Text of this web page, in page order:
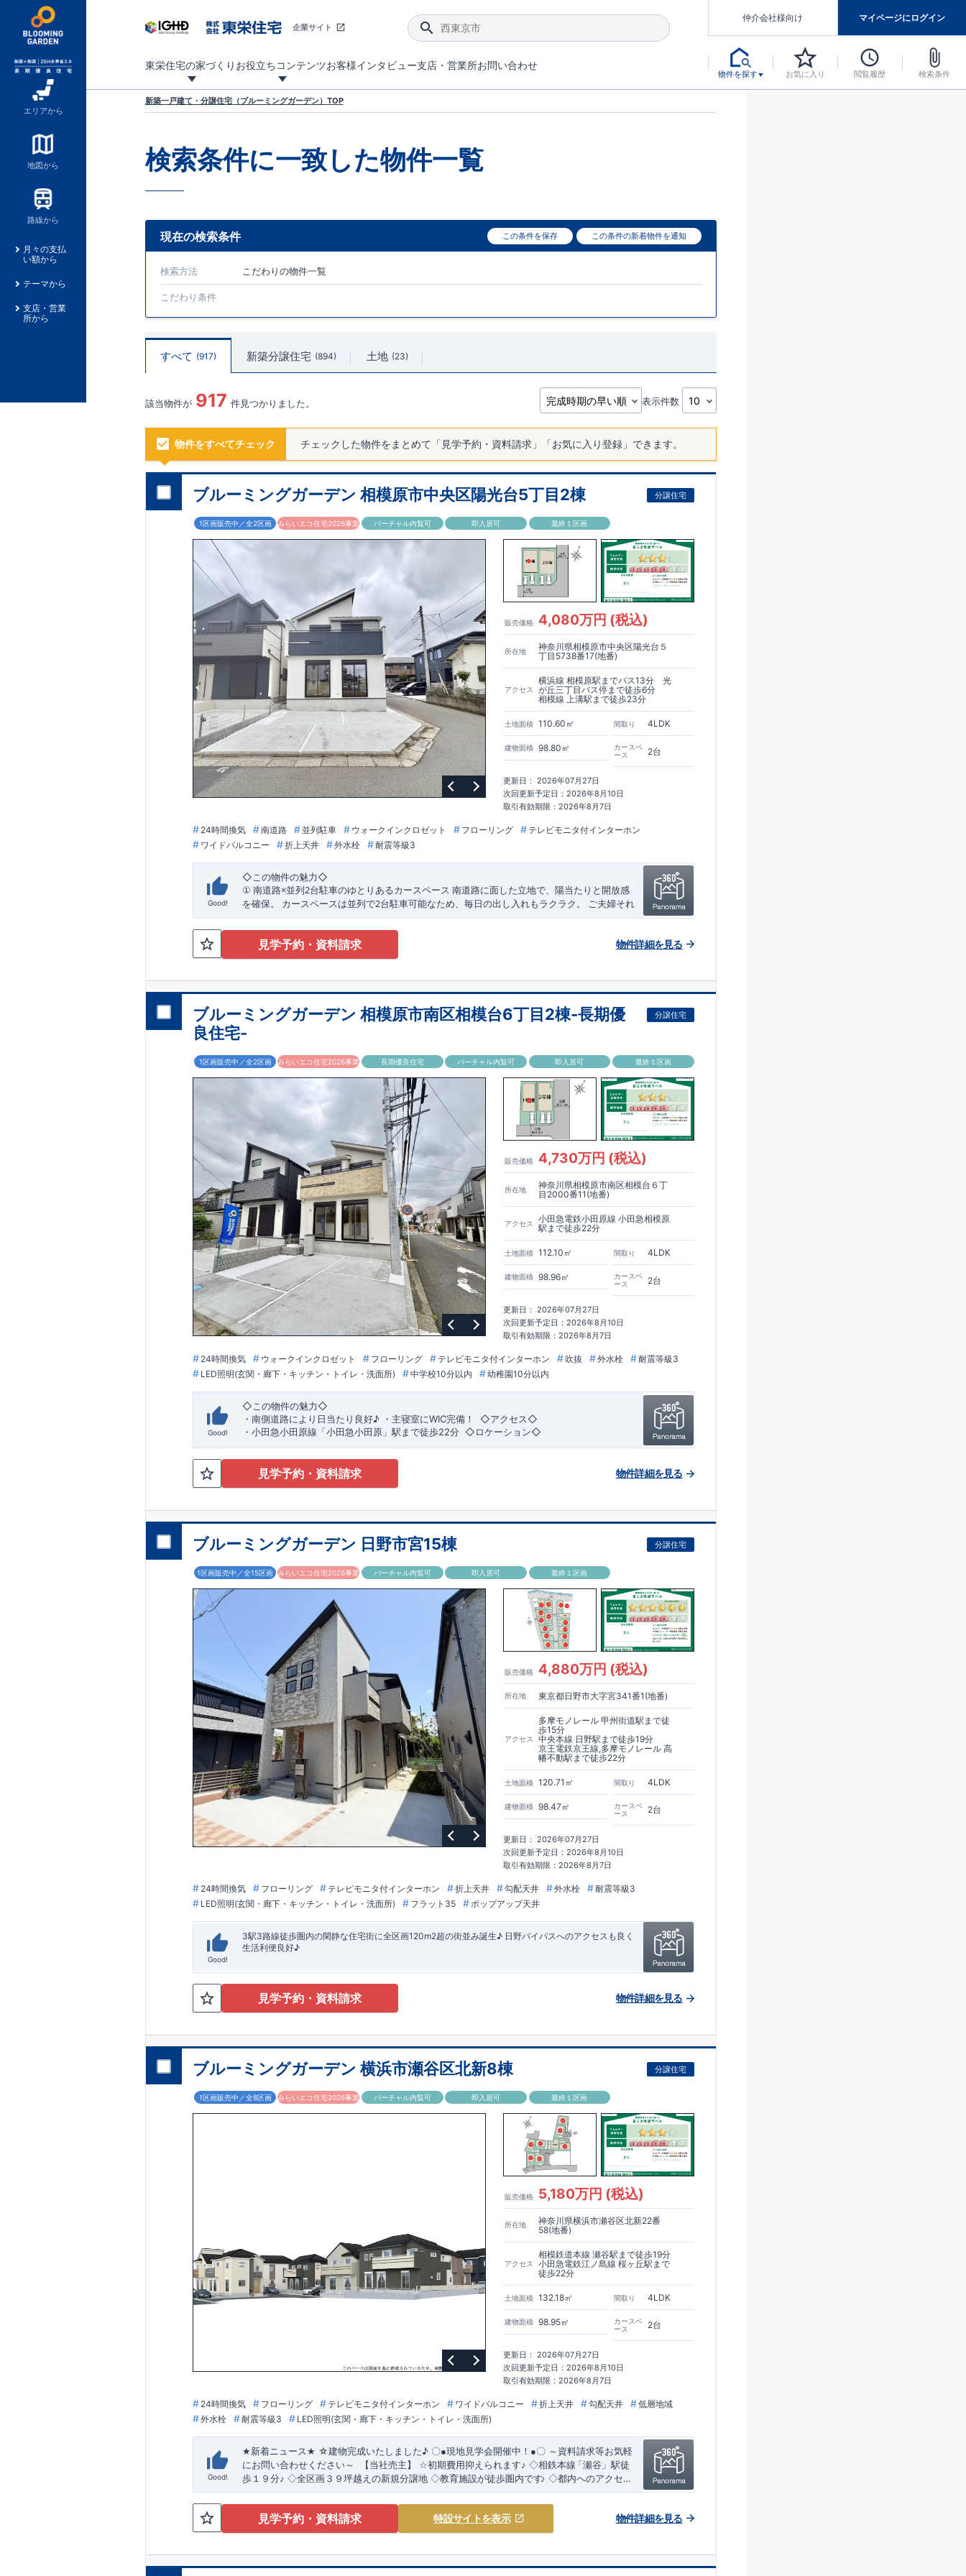
エリアから
地図から
路線から
月々の支払
い額から
テーマから
支店・営業
所から
企業サイト
東栄住宅の家づくり お役立ちコンテンツお客様インタビュー支店・営業所お問い合わせ
仲介会社様向け マイページにログイン
物件を探す お気に入り 閲覧履歴 検索条件
新築一戸建て・分譲住宅（ブルーミングガーデン）TOP
検索条件に一致した物件一覧
現在の検索条件 この条件を保存 この条件の新着物件を通知
検索方法 こだわりの物件一覧
こだわり条件
すべて 917 新築分譲住宅 894 土地 23
該当物件が 917 件見つかりました。 表示件数
物件をすべてチェック チェックした物件をまとめて「見学予約・資料請求」「お気に入り登録」できます。
ブルーミングガーデン 相模原市中央区陽光台5丁目2棟 分譲住宅
1区画販売中／全2区画 みらいエコ住宅2026事業 バーチャル内覧可 即入居可 最終１区画
販売価格 4,080万円 (税込)
所在地
神奈川県相模原市中央区陽光台５
丁目5738番17(地番)
アクセス
横浜線 相模原駅までバス13分 光
が丘三丁目バス停まで徒歩6分
相模線 上溝駅まで徒歩23分
土地面積 110.60㎡
建物面積 98.80㎡
間取り 4LDK
カースペ
ース
2台
更新日： 2026年07月27日
次回更新予定日：2026年8月10日
取引有効期限：2026年8月7日
24時間換気 南道路 並列駐車 ウォークインクロゼット フローリング
テレビモニタ付インターホン
ワイドバルコニー
折上天井 外水栓 耐震等級3
Good!
◇ この物件の魅力◇
① 南道路×並列 2台駐車のゆとりあるカースペース 南道路に面した立地で、陽当たりと開放感
を確保。
カースペースは並列で2台駐車可能なため、毎日の出し入れもラクラク。
ご夫婦それ
ぞれの車利用はもちろん、来客時にも対応できるゆとりのある住まいです。
② 2階洋室にWIC完備の充実収納プラン
類や季節用品、趣味の道具までしっかり収納でき、居室空間を広く美しく保てます。
家族そ
れぞれの「しまう場所」が確保された、整理整頓しやすい間取りです。
ど、日常使いを考えた収納計画。生活動線上に収納を配置することで、家事効率もアップ。
物が増えてもすっきりと暮らせる、収納豊富な住まいです。
◇アクセス◇ ​JR横浜線 「相模原」駅 バス13分​バス停「光が丘三丁目」まで徒歩6分
JR相模線 「上溝」駅まで徒歩23分 ◇ロケーション◇
・相模原市立陽光台小学校 徒歩
徒歩5分
・グルメシティ光が丘店 徒歩10分
ブルーミングガーデンのこだわり ◇ 【全棟自社一貫体制】
・誰が、何をしたか。が明確だ
からこそ、お客様の安心に繋がります。 ・設計、施工、営業が互いに協力しあい、最良のプ
ランを提供いたします。
・不要な中間マージンを抑えることで、コストダウンに努めていま
・東栄住宅の建物は、国が定めた耐震等級で3を取得。建築基準法で
定められた、｢数百年に一度発生する地震に対して、倒壊、崩壊しない。｣という基準から、さ
らに1.5倍の耐震力を達成しています。 【住宅性能評価ダブル取得】
・設計住宅性能評価：建
物設計段階で、国が認めた第三者機関が評価しています。
・建設住宅性能評価：評価を受け
た図面通りに施工されているか、建設までに、計
回のチェックが行われます。
だけでなく、現場の施工状況を検査した上で、品質を保証しています。 【長期優良住宅】 ・
東栄住宅は国が定める全7つの技術基準をクリアしています。長期優良住宅とは、｢良い家を作
って、きちんと手入れをして、長く大切に使う｣ことを目的とした認定制度。住宅ローン減
税、固定資産税などの税制優遇を受けられるだけでなく、中古市場でも、長期優良住宅が有利
に働きます。 【充実のアフターサポート】
10回の無料定期点検と、
年間の品質保証を実施。お引渡
しからが本当のお付き合いだと考え、アフターサービスを外部の業者に委託せず、東栄住宅グ
ループ「東栄ホームサービス株式会社」にて責任をもって対応いたします。
見学予約・資料請求 物件詳細を見る
ブルーミングガーデン 相模原市南区相模台6丁目2棟-長期優
良住宅-
分譲住宅
1区画販売中／全2区画 みらいエコ住宅2026事業 長期優良住宅 バーチャル内覧可 即入居可 最終１区画
販売価格 4,730万円 (税込)
所在地
神奈川県相模原市南区相模台６丁
目2000番11(地番)
アクセス
小田急電鉄小田原線 小田急相模原
駅まで徒歩22分
土地面積 112.10㎡
建物面積 98.96㎡
間取り 4LDK
カースペ
ース
2台
更新日： 2026年07月27日
次回更新予定日：2026年8月10日
取引有効期限：2026年8月7日
24時間換気 ウォークインクロゼット フローリング テレビモニタ付インターホン 吹抜 外水栓
耐震等級3
LED照明(玄関・廊下・キッチン・トイレ・洗面所)
中学校10分以内 幼稚園10分以内
Good!
◇この物件の魅力◇
・ 南側道路により日当たり良好♪​​ ・ 主寝室にWIC完備！
◇アクセス◇
・小田急小田原線 「小田急小田原」駅まで徒歩22分 ◇ロケーション◇
sanwa相模台店 徒歩9分 ​・セブンイレブン相模原相模台店 徒歩4分
◇ブルーミングガーデンのこだわり◇
【全棟自社一貫体制】
・設計、施工、営業が互いに協力しあい、最良のプランを提供いたします。
・不要な中間マージンを抑えることで、コストダウンに努めています。
【耐震等級3取得】
年に一度発生する地震に対して、倒壊、崩壊しない。｣という基準から、さらに1.5倍の耐震力
を達成しています。
【住宅性能評価ダブル取得】
・設計住宅性能評価：建物設計段階で、国が認めた第三者機関が評価しています。
・建設住宅性能評価：評価を受けた図面通りに施工されているか、建設までに、計4回のチェ
ックが行われます。
図面や書類上だけでなく、現場の施工状況を検査した上で、品質を保証しています。
【長期優良住宅】
・長期優良住宅とは、｢良い家を作って、きちんと手入れをして、長く大切に使う｣ことを目的
とした認定制度。住宅ローン減税、固定資産税などの税制優遇を受けられるだけでなく、中古
市場でも、長期優良住宅が有利に働きます。
【充実のアフターサポート】
・東栄住宅では、お引渡し後最大10回の無料定期点検と、60年間の品質保証を実施。お引渡
しからが本当のお付き合いだと考え、アフターサービスを外部の業者に委託せず、東栄住宅グ
ループ「東栄ホームサービス株式会社」にて責任をもって対応いたします。
見学予約・資料請求 物件詳細を見る
ブルーミングガーデン 日野市宮15棟 分譲住宅
1区画販売中／全15区画 みらいエコ住宅2026事業 バーチャル内覧可 即入居可 最終１区画
販売価格 4,880万円 (税込)
所在地 東京都日野市大字宮341番1(地番)
アクセス
多摩モノレール 甲州街道駅まで徒
歩15分
中央本線 日野駅まで徒歩19分
京王電鉄京王線,多摩モノレール 高
幡不動駅まで徒歩22分
土地面積 120.71㎡
建物面積 98.47㎡
間取り 4LDK
カースペ
ース
2台
更新日： 2026年07月27日
次回更新予定日：2026年8月10日
取引有効期限：2026年8月7日
24時間換気 フローリング テレビモニタ付インターホン 折上天井 勾配天井 外水栓
耐震等級3
LED照明(玄関・廊下・キッチン・トイレ・洗面所)
フラット35 ポップアップ天井
Good!
3駅3路線徒歩圏内の閑静な住宅街に全区画120m2超の街並み誕生♪ 日野バイパスへのアクセスも良く
生活利便良好♪
見学予約・資料請求 物件詳細を見る
ブルーミングガーデン 横浜市瀬谷区北新8棟 分譲住宅
1区画販売中／全8区画 みらいエコ住宅2026事業 バーチャル内覧可 即入居可 最終１区画
販売価格 5,180万円 (税込)
所在地
神奈川県横浜市瀬谷区北新22番
58(地番)
アクセス
相模鉄道本線 瀬谷駅まで徒歩19分
小田急電鉄江ノ島線 桜ヶ丘駅まで
徒歩22分
土地面積 132.18㎡
建物面積 98.95㎡
間取り 4LDK
カースペ
ース
2台
更新日： 2026年07月27日
次回更新予定日：2026年8月10日
取引有効期限：2026年8月7日
24時間換気 フローリング テレビモニタ付インターホン ワイドバルコニー 折上天井 勾配天井
低層地域
外水栓
耐震等級3 LED照明(玄関・廊下・キッチン・トイレ・洗面所)
Good!
★新着ニュース ★ ☆建物完成いたしました♪ 〇●現地見学会開催中！ ●〇～資料請求等お気軽
にお問い合わせください～
【当社売主】 ☆初期費用抑えられます♪ ◇相鉄本線「瀬谷」駅徒
歩１９分♪ ◇全区画３９坪越えの新規分譲地​ ◇教育施設が徒歩圏内です♪ ◇都内へのアクセス
良好
★☆当社自慢の魅力溢れる間取り&設備!暮らしやすく長く愛される安心住まい☆★ ◇使い勝手
の良い多彩な間取り◇
・開放感を演出するスタイリッシュな間取り 【勾配天井・折り上げ天井】
・ 吹き抜けにより
明るく開放的なLDKとなっております（5号棟）【吹き抜け天井】 ◇実際に生活した時に便利
納を多数配置!時間短縮ができ主婦に嬉しい【食器洗い乾燥機】 ・寒い冬や梅雨の季節に大活
躍！【浴室乾燥暖房機】
≪ ブルーミングガーデンのこだわり ≫←各タイトルをクリック!! ■住宅性能評価ダブル取得!
・『設計』住宅性能評価‥‥建物設計段階で、国が認めた第三機関が評価しております。 ・
見学予約・資料請求 特設サイトを表示 物件詳細を見る